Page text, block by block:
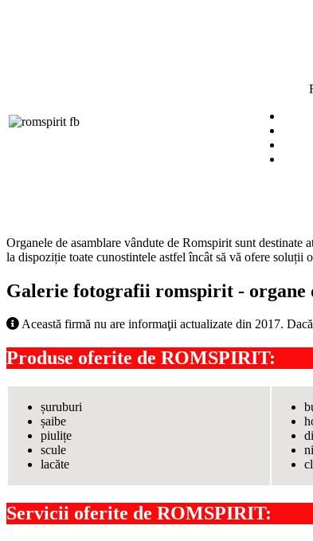
Organele de asamblare vândute de Romspirit sunt
la dispoziție toate cunostintele astfel încât să vă ofere soluții
Galerie fotografii romspirit - organe
Această firmă nu are informaţii actualizate din 2017.
Produse oferite de ROMSPIRIT:
șuruburi
șaibe
piulițe
scule
lacăte
Servicii oferite de ROMSPIRIT: